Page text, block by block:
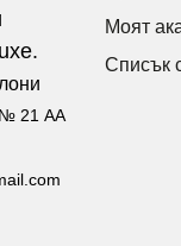
№ 21 АА
Моят
Списък